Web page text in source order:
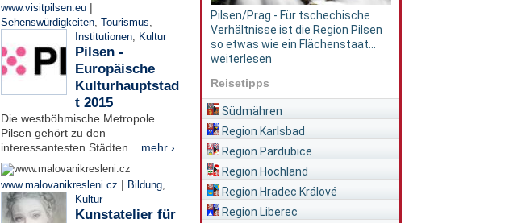
www.visitpilsen.eu |
Sehenswürdigkeiten, Tourismus,
Institutionen, Kultur
Pilsen -
Europäische
Kulturhauptstad
t 2015
Die westböhmische Metropole
Pilsen gehört zu den
interessantesten Städten... mehr ›
www.malovanikresleni.cz | Bildung,
Kultur
Kunstatelier für
Pilsen/Prag - Für tschechische
Verhältnisse ist die Region Pilsen
so etwas wie ein Flächenstaat...
weiterlesen
Reisetipps
Südmähren
Region Karlsbad
Region Pardubice
Region Hochland
Region Hradec Králové
Region Liberec